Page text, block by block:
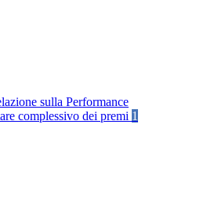
sulla Performance
complessivo dei premi 1